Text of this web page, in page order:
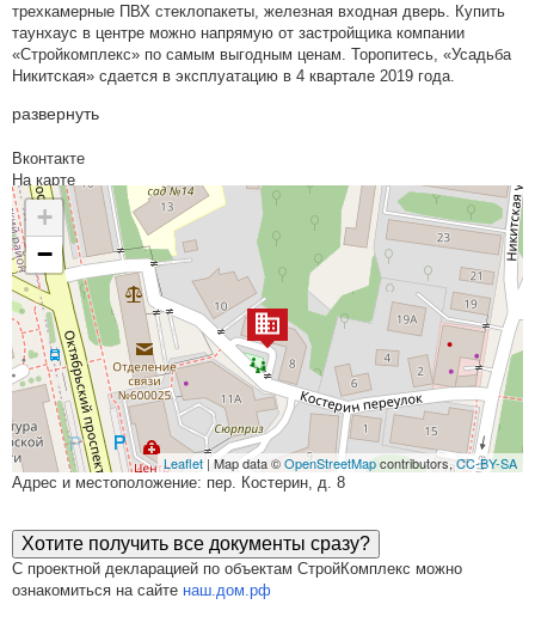
трехкамерные ПВХ стеклопакеты, железная входная дверь. Купить
таунхаус в центре можно напрямую от застройщика компании
«Стройкомплекс» по самым выгодным ценам. Торопитесь, «Усадьба
Никитская» сдается в эксплуатацию в 4 квартале 2019 года.
развернуть
Вконтакте
На карте
+
−
Leaflet | Map data ©OpenStreetMapcontributors,CC-BY-SA
Адрес и местоположение: пер. Костерин, д. 8
Хотите получить все документы сразу?
С проектной декларацией по объектам СтройКомплекс можно
ознакомиться на сайте наш.дом.рф